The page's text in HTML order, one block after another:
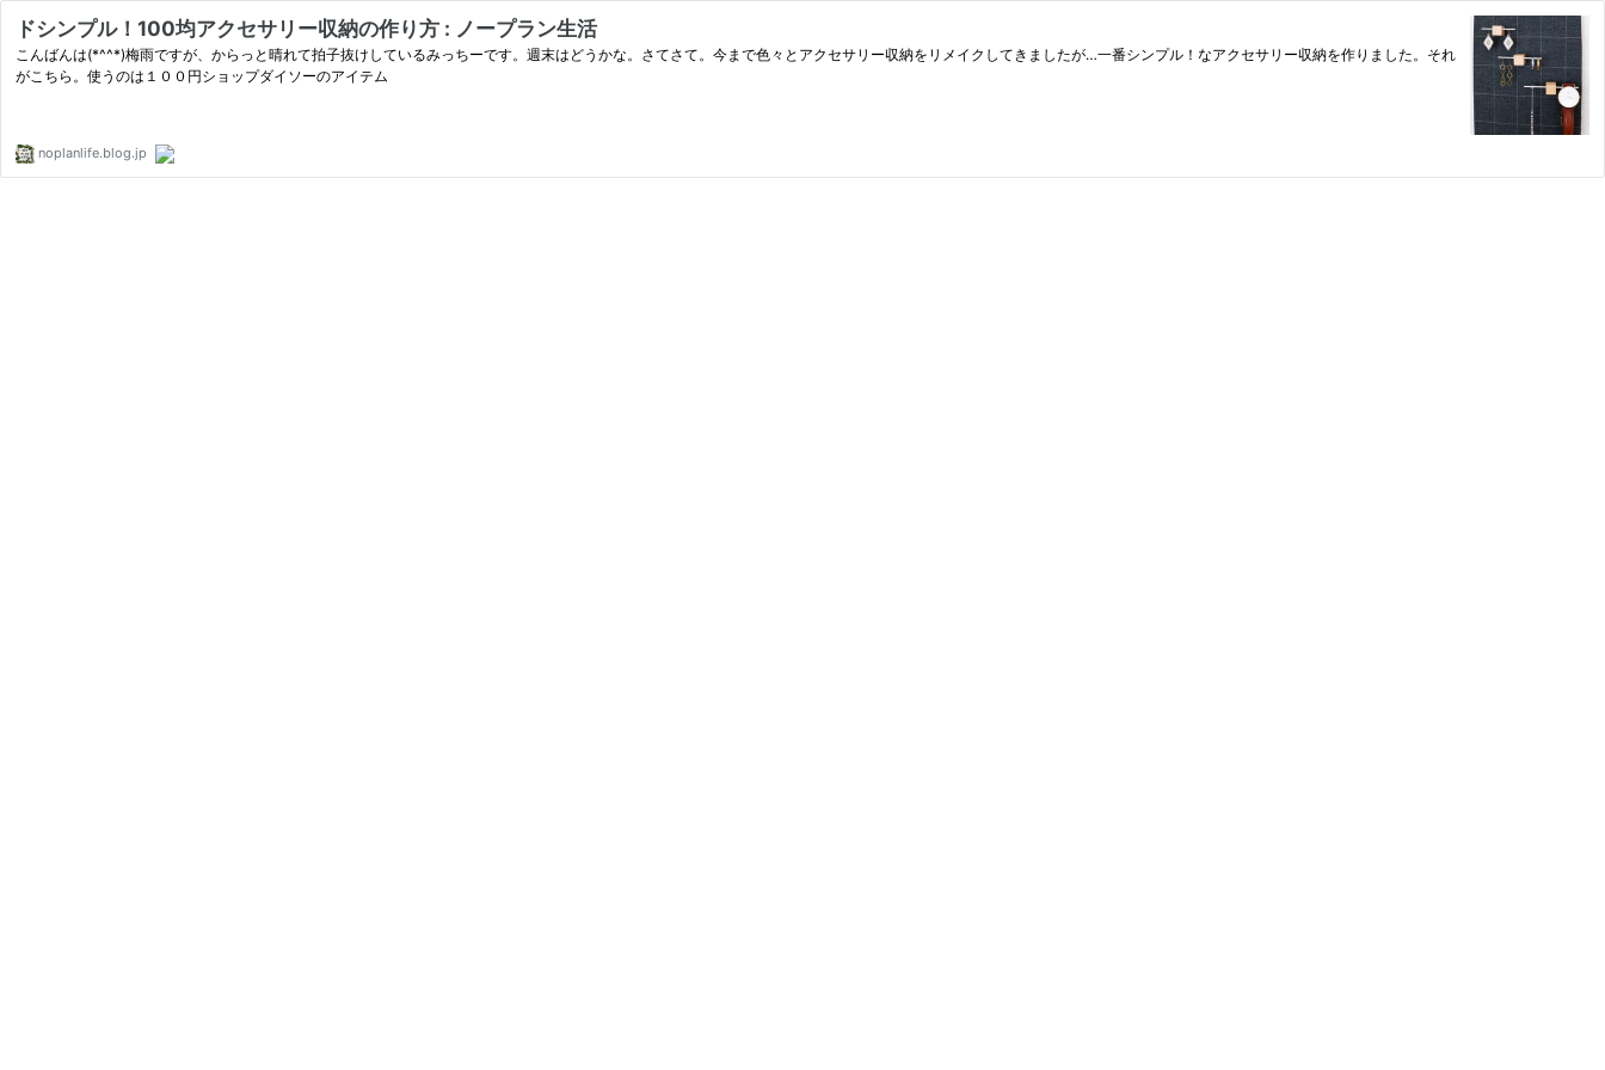
ドシンプル！100均アクセサリー収納の作り方 : ノープラン生活
こんばんは(*^^*)梅雨ですが、からっと晴れて拍子抜けしているみっちーです。週末はどうかな。さてさて。今まで色々とアクセサリー収納をリメイクしてきましたが…一番シンプル！なアクセサリー収納を作りました。それ
がこちら。使うのは１００円ショップダイソーのアイテム
noplanlife.blog.jp